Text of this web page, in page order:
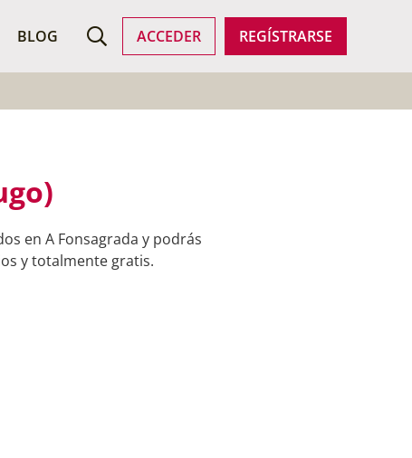
BLOG ACCEDER REGÍSTRARSE
en A Fonsagrada y podrás
y totalmente gratis.